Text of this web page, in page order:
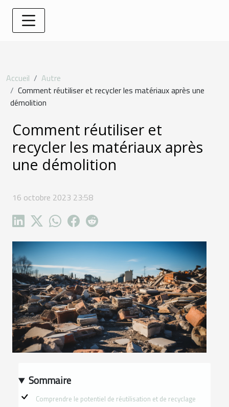
Accueil
Autre
Comment réutiliser et recycler les matériaux après une
démolition
Comment réutiliser et
recycler les matériaux après
une démolition
16 octobre 2023 23:58
Sommaire
Comprendre le potentiel de réutilisation et de recyclage